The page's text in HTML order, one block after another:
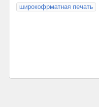
широкофрматная печать